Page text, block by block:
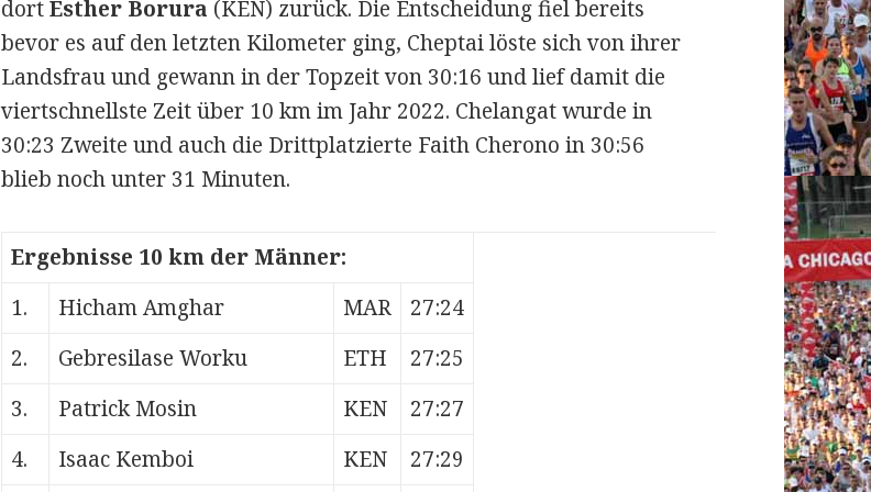
dortEsther Borura (KEN) zurück. Die Entscheidung fiel bereits
bevor es auf den letzten Kilometer ging, Cheptai löste sich von ihrer
Landsfrau und gewann in der Topzeit von 30:16 und lief damit die
viertschnellste Zeit über 10 km im Jahr 2022. Chelangat wurde in
30:23 Zweite und auch die Drittplatzierte Faith Cherono in 30:56
blieb noch unter 31 Minuten.
Ergebnisse 10 km der Männer:
1.
Hicham Amghar MAR
27:24
2.
Gebresilase Worku ETH
27:25
3.
Patrick Mosin KEN
27:27
4.
Isaac Kemboi KEN 27:29